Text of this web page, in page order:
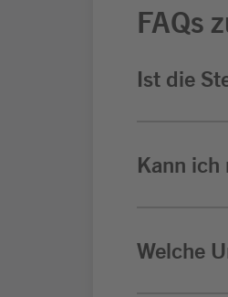
FAQs
Ist die
Kann ich
Welche